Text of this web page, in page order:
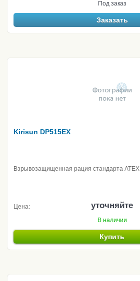
Под заказ
Заказать
Kirisun DP515EX
Взрывозащищенная рация стандарта ATEX
Цена: уточняйте
В наличии
Купить